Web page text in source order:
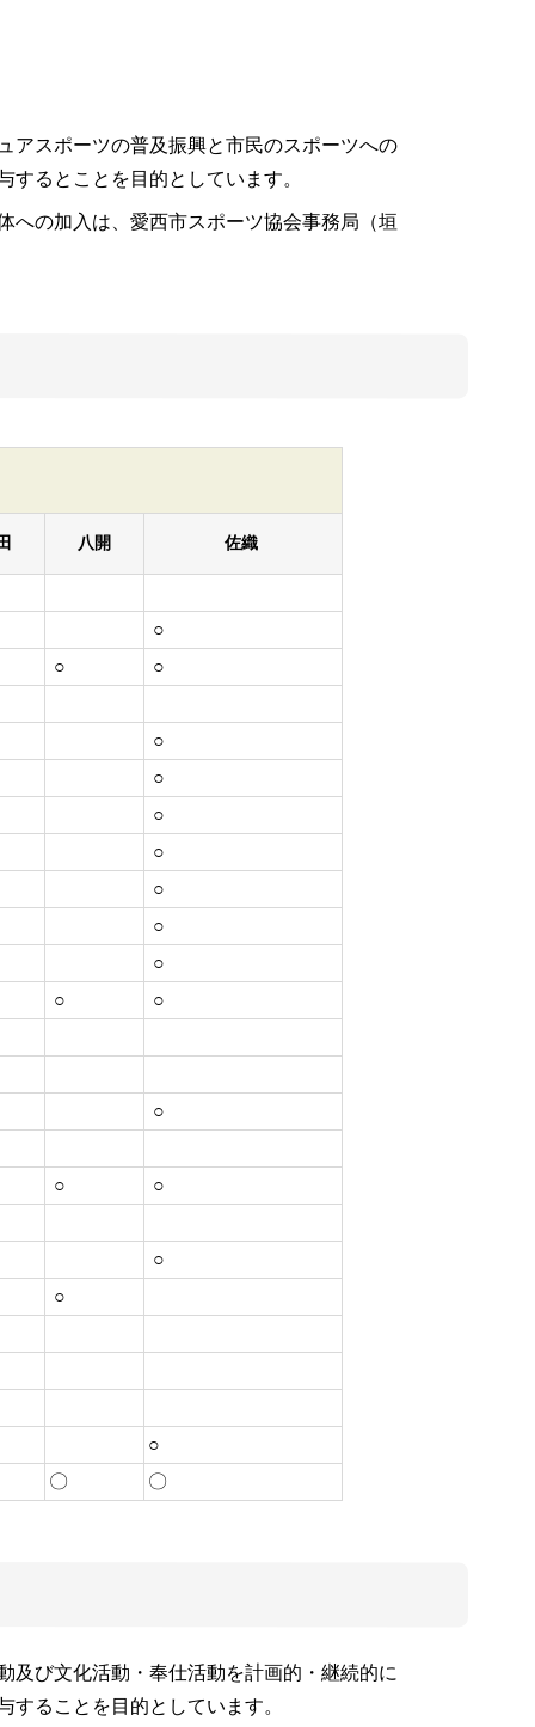
アスポーツの普及振興と市民のスポーツへの
るとことを目的としています。
の加入は、愛西市スポーツ協会事務局（垣
八開 佐織
○
○
○
○
○
○
○
○
○
○
○
○
○
○ ○
○
○
○
〇
〇
及び文化活動・奉仕活動を計画的・継続的に
ることを目的としています。